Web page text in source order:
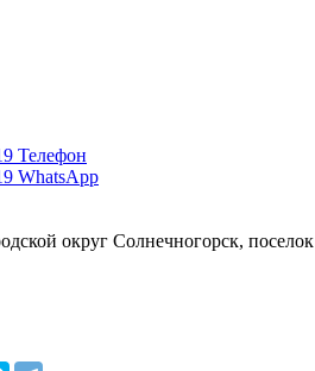
Телефон
WhatsApp
округ Солнечногорск,